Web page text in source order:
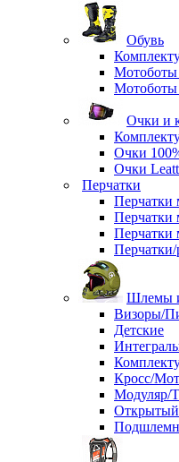
Обувь
Мотоботы
Очки и
Очки
Очки Leatt
Перчатки
Перчатки
Перчатки
Перчатки
Шлемы
Визоры/
Детские
Кросс/
Модуляр/
Открытый